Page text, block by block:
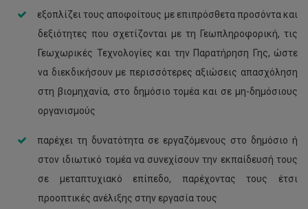
εξοπλίζει τους αποφοίτους με επιπρόσθετα προσόντα και
δεξιότητες που σχετίζονται με τη Γεωπληροφορική, τις
Γεωχωρικές Τεχνολογίες και την Παρατήρηση Γης, ώστε
να διεκδικήσουν με περισσότερες αξιώσεις απασχόληση
στη βιομηχανία, στο δημόσιο τομέα και σε μη-δημόσιους
οργανισμούς
παρέχει τη δυνατότητα σε εργαζόμενους στο δημόσιο ή
στον ιδιωτικό τομέα να συνεχίσουν την εκπαίδευσή τους
σε μεταπτυχιακό επίπεδο, παρέχοντας τους έτσι
προοπτικές ανέλιξης στην εργασία τους